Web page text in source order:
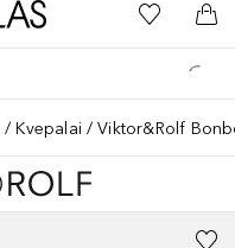
Į Douglas pagrindinį
Į mano
Į
Kvepalai Viktor&Rolf